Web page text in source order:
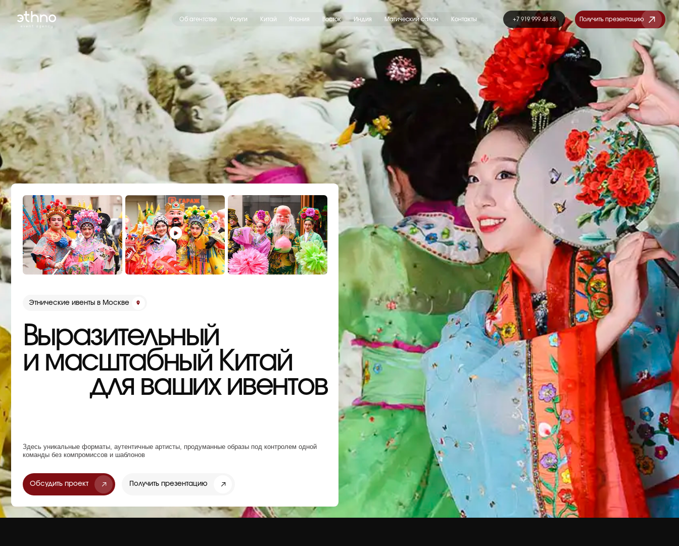
Об агентстве Услуги Китай Япония Восток Индия Магический салон Контакты Получить презентацию
+7 919 999 48 58
Выразительный
и масштабный Китай
для ваших ивентов
Здесь уникальные форматы, аутентичные артисты, продуманные образы под контролем одной
Этнические ивенты в Москве